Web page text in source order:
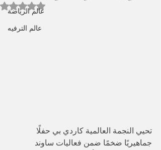
عالم الرياضة
عالم الترفيه
Rated NaN out of 5 stars.
تحيي النجمة العالمية كاردي بي حفلًا
جماهيريًا ضخمًا ضمن فعاليات ساوند